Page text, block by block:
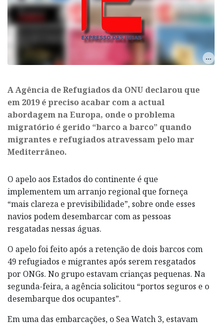
A Agência de Refugiados da ONU declarou que
em 2019 é preciso acabar com a actual
abordagem na Europa, onde o problema
migratório é gerido “barco a barco” quando
migrantes e refugiados atravessam pelo mar
Mediterrâneo.
O apelo aos Estados do continente é que
implementem um arranjo regional que forneça
“mais clareza e previsibilidade”, sobre onde esses
navios podem desembarcar com as pessoas
resgatadas nessas águas.
O apelo foi feito após a retenção de dois barcos com
49 refugiados e migrantes após serem resgatados
por ONGs. No grupo estavam crianças pequenas. Na
segunda-feira, a agência solicitou “portos seguros e o
desembarque dos ocupantes”.
Em uma das embarcações, o Sea Watch 3, estavam